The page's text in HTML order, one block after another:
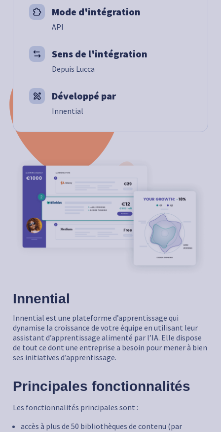
Mode d'intégration
API
Sens de l'intégration
Depuis Lucca
Développé par
Innential
Innential
Innential est une plateforme d’apprentissage qui
dynamise la croissance de votre équipe en utilisant leur
assistant d’apprentissage alimenté par l’IA. Elle dispose
de tout ce dont une entreprise a besoin pour mener à bien
ses initiatives d’apprentissage.
Principales fonctionnalités
Les fonctionnalités principales sont :
accès à plus de 50 bibliothèques de contenu (par